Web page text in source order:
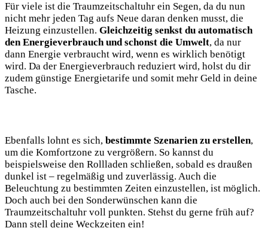
Für viele ist die Traumzeitschaltuhr ein Segen, da du nun
nicht mehr jeden Tag aufs Neue daran denken musst, die
Heizung einzustellen. Gleichzeitig senkst du automatisch
den Energieverbrauch und schonst die Umwelt, da nur
dann Energie verbraucht wird, wenn es wirklich benötigt
wird. Da der Energieverbrauch reduziert wird, holst du dir
zudem günstige Energietarife und somit mehr Geld in deine
Tasche.
Ebenfalls lohnt es sich, bestimmte Szenarien zu erstellen,
um die Komfortzone zu vergrößern. So kannst du
beispielsweise den Rollladen schließen, sobald es draußen
dunkel ist – regelmäßig und zuverlässig. Auch die
Beleuchtung zu bestimmten Zeiten einzustellen, ist möglich.
Doch auch bei den Sonderwünschen kann die
Traumzeitschaltuhr voll punkten. Stehst du gerne früh auf?
Dann stell deine Weckzeiten ein!